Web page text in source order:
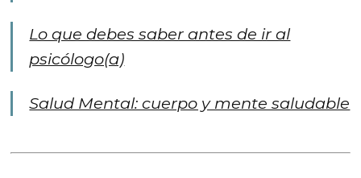
Lo que debes saber antes de ir al
psicólogo(a)
Salud Mental: cuerpo y mente saludable